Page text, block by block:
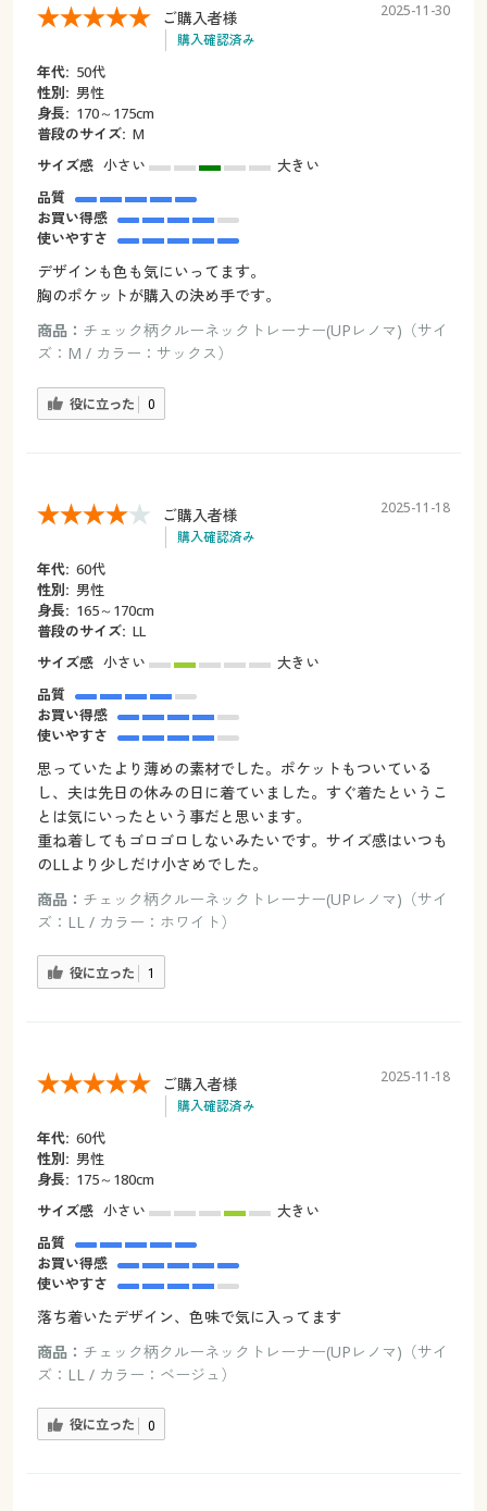
ご購入者様
購入確認済み
2025-11-30
年代: 50代
性別: 男性
身長: 170～175cm
普段のサイズ: M
サイズ感 小さい
大きい
品質
お買い得感
使いやすさ
デザインも色も気にいってます。
胸のポケットが購入の決め手です。
商品： チェック柄クルーネックトレーナー(UPレノマ)（サイ
ズ：M / カラー：サックス）
役に立った 0
ご購入者様
購入確認済み
2025-11-18
年代: 60代
性別: 男性
身長: 165～170cm
普段のサイズ: LL
サイズ感 小さい
大きい
品質
お買い得感
使いやすさ
思っていたより薄めの素材でした。ポケットもついている
し、夫は先日の休みの日に着ていました。すぐ着たというこ
とは気にいったという事だと思います。
重ね着してもゴロゴロしないみたいです。サイズ感はいつも
のLLより少しだけ小さめでした。
商品： チェック柄クルーネックトレーナー(UPレノマ)（サイ
ズ：LL / カラー：ホワイト）
役に立った 1
ご購入者様
購入確認済み
2025-11-18
年代: 60代
性別: 男性
身長: 175～180cm
サイズ感 小さい
大きい
品質
お買い得感
使いやすさ
落ち着いたデザイン、色味で気に入ってます
商品： チェック柄クルーネックトレーナー(UPレノマ)（サイ
ズ：LL / カラー：ベージュ）
役に立った 0